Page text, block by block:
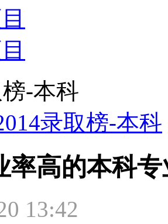
-本科
录取榜-本科
率高的本科
13:42